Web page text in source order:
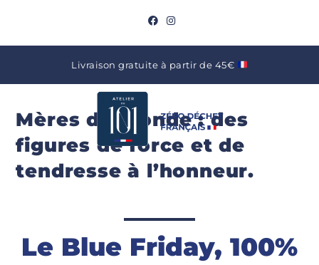
Livraison gratuite à partir de 45€
Mères du monde : des
figures de force et de
tendresse à l’honneur.
Le Blue Friday, 100%